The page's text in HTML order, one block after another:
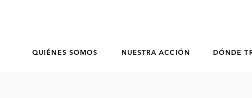
QUIÉNES SOMOS NUESTRA ACCIÓN DÓNDE